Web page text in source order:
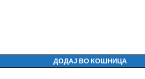
ДОДАЈ ВО КОШНИЦА